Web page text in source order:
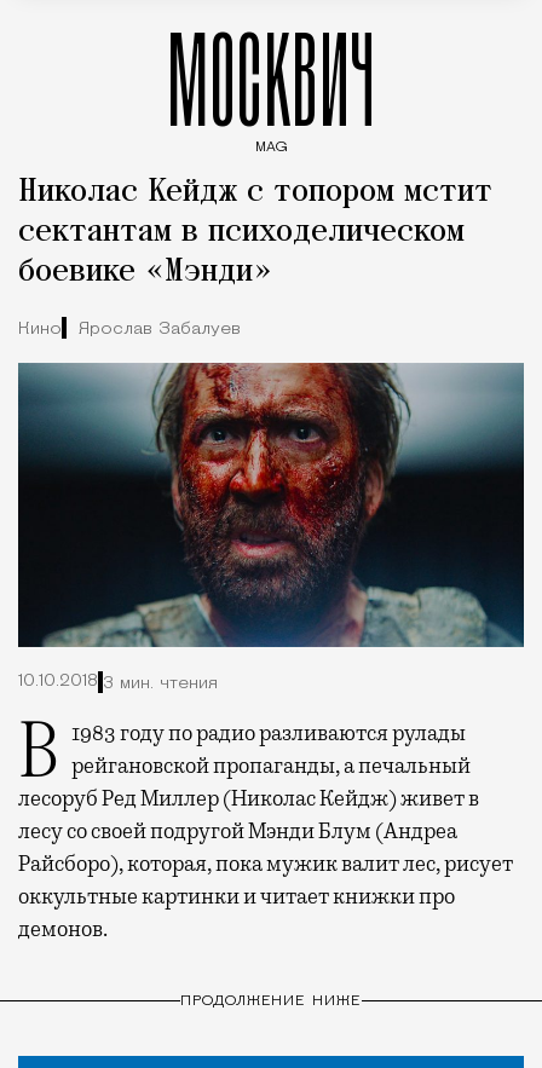
МОСКВИЧ
MAG
Николас Кейдж с топором мстит
сектантам в психоделическом
боевике «Мэнди»
Кино Ярослав Забалуев
10.10.2018 3 мин. чтения
В 1983 году по радио разливаются рулады рейгановской пропаганды, а печальный
лесоруб Ред Миллер (Николас Кейдж) живет в
лесу со своей подругой Мэнди Блум (Андреа
Райсборо), которая, пока мужик валит лес, рисует
оккультные картинки и читает книжки про
демонов.
ПРОДОЛЖЕНИЕ НИЖЕ